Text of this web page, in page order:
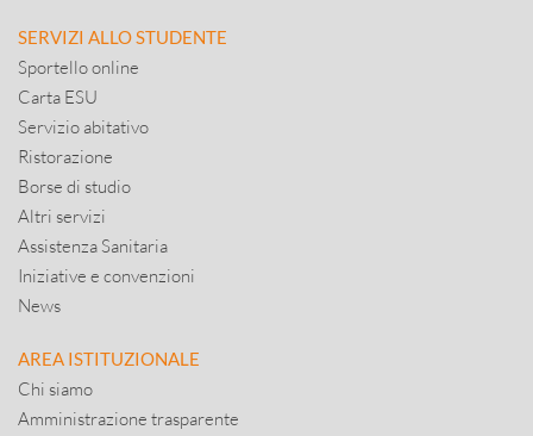
SERVIZI ALLO STUDENTE
Sportello online
Carta ESU
Servizio abitativo
Ristorazione
Borse di studio
Altri servizi
Assistenza Sanitaria
Iniziative e convenzioni
News
AREA ISTITUZIONALE
Chi siamo
Amministrazione trasparente